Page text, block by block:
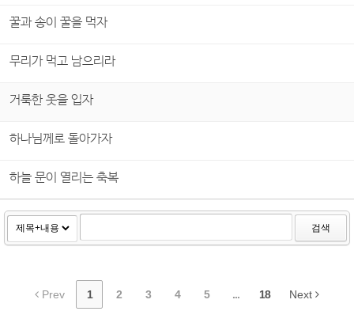
꿀과 송이 꿀을 먹자
무리가 먹고 남으리라
거룩한 옷을 입자
하나님께로 돌아가자
하늘 문이 열리는 축복
검색
Prev 1 2 3 4 5 ... 18 Next